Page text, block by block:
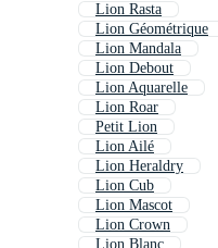
Lion Rasta
Lion Géométrique
Lion Mandala
Lion Debout
Lion Aquarelle
Lion Roar
Petit Lion
Lion Ailé
Lion Heraldry
Lion Cub
Lion Mascot
Lion Crown
Lion Blanc